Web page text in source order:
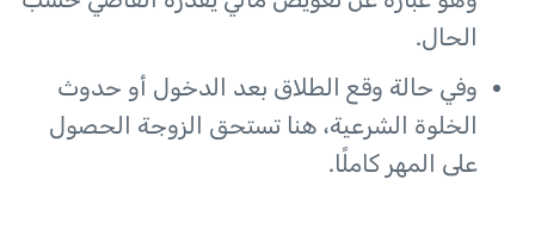
الحال.
وفي حالة وقع الطلاق بعد الدخول أو حدوث
الخلوة الشرعية، هنا تستحق الزوجة الحصول
على المهر كاملًا.